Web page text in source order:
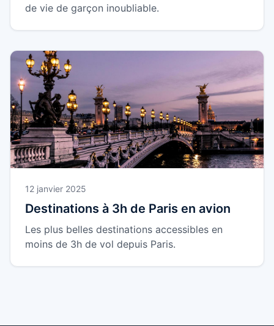
de vie de garçon inoubliable.
12 janvier 2025
Destinations à 3h de Paris en avion
Les plus belles destinations accessibles en
moins de 3h de vol depuis Paris.